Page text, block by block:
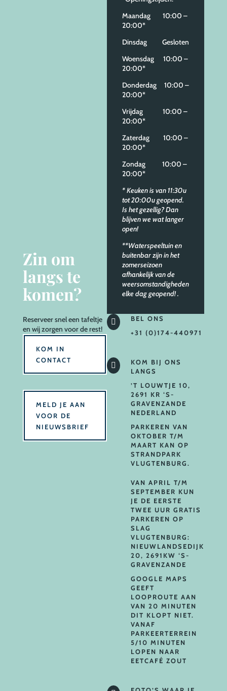
Zin om
langs te
komen?
Reserveersnel een tafeltje
en wij zorgen voor de rest!
KOM IN
CONTACT
MELD JE AAN
VOOR DE
NIEUWSBRIEF
Maandag 10:00 –
20:00*
Dinsdag Gesloten
Woensdag 10:00 –
20:00*
Donderdag 10:00 –
20:00*
Vrijdag 10:00 –
20:00*
Zaterdag 10:00 –
20:00*
Zondag 10:00 –
20:00*
* Keuken is van 11:30u
tot 20:00u geopend.
Is het gezellig? Dan
blijven we wat langer
open!
**Waterspeeltuin en
buitenbar zijn in het
zomerseizoen
afhankelijk van de
weersomstandigheden
elke dag geopend!.

BEL ONS
+31 (0)174-440971

KOM BIJ ONS
LANGS
’T LOUWTJE 10,
2691 KR ‘S-
GRAVENZANDE
NEDERLAND
PARKEREN VAN
OKTOBER T/M
MAART KAN OP
STRANDPARK
VLUGTENBURG.
VAN APRIL T/M
SEPTEMBER KUN
JE DE EERSTE
TWEE UUR GRATIS
PARKEREN OP
SLAG
VLUGTENBURG:
NIEUWLANDSEDIJK
20, 2691KW ‘S-
GRAVENZANDE
GOOGLE MAPS
GEEFT
LOOPROUTE AAN
VAN 20 MINUTEN
DIT KLOPT NIET.
VANAF
PARKEERTERREIN
5/10 MINUTEN
LOPEN NAAR
EETCAFÉ ZOUT